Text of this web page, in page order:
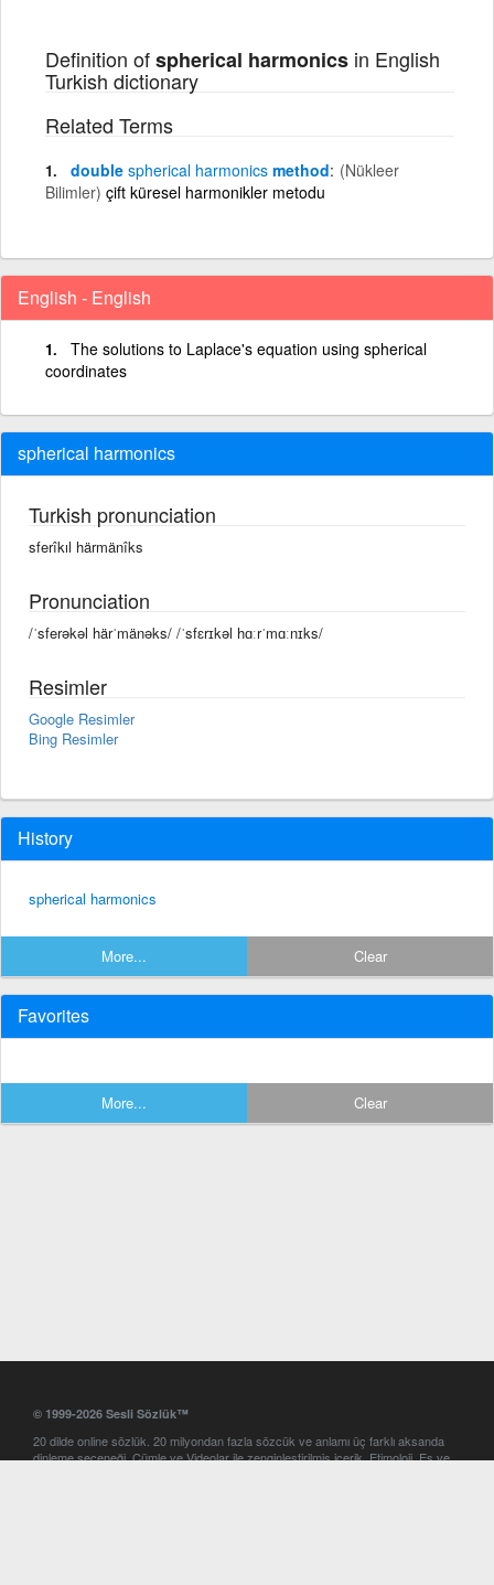
Definition ofspherical harmonics in English
Turkish dictionary
Related Terms
double spherical harmonics method (Nükleer
Bilimler) çift küresel harmonikler metodu
English - English
The solutions to Laplace's equation using spherical
coordinates
spherical harmonics
Turkish pronunciation
sferîkıl härmänîks
Pronunciation
/ˈsferəkəl härˈmänəks/ /ˈsfɛrɪkəl hɑːrˈmɑːnɪks/
Resimler
Google Resimler
Bing Resimler
History
spherical harmonics
More... Clear
Favorites
More... Clear
© 1999-2026 Sesli Sözlük™
20 dilde online sözlük. 20 milyondan fazla sözcük ve anlamı üç farklı aksanda
dinleme seçeneği. Cümle ve Videolar ile zenginleştirilmiş içerik. Etimoloji, Eş ve